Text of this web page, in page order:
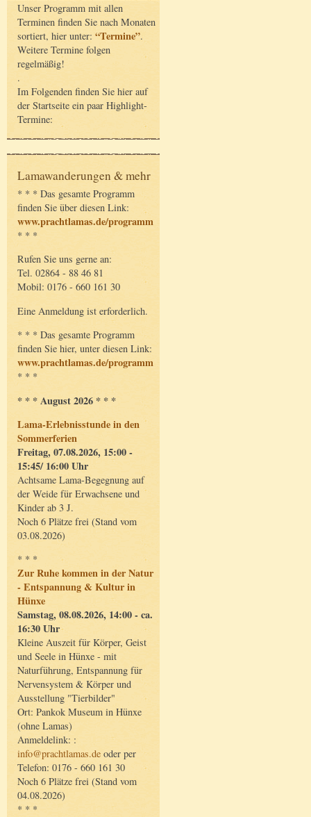
Unser Programm mit allen
Terminen finden Sie nach Monaten
sortiert, hier unter: “Termine”.
Weitere Termine folgen
regelmäßig!
.
Im Folgenden finden Sie hier auf
der Startseite ein paar Highlight-
Termine:
Lamawanderungen & mehr
* * * Das gesamte Programm
finden Sie über diesen Link:
www.prachtlamas.de/programm
* * *
Rufen Sie uns gerne an:
Tel. 02864 - 88 46 81
Mobil: 0176 - 660 161 30
Eine Anmeldung ist erforderlich.
* * * Das gesamte Programm
finden Sie hier, unter diesen Link:
www.prachtlamas.de/programm
* * *
* * * August 2026 * * *
Lama-Erlebnisstunde in den
Sommerferien
Freitag, 07.08.2026, 15:00 -
15:45/ 16:00 Uhr
Achtsame Lama-Begegnung auf
der Weide für Erwachsene und
Kinder ab 3 J.
Noch 6 Plätze frei (Stand vom
03.08.2026)
* * *
Zur Ruhe kommen in der Natur
- Entspannung & Kultur in
Hünxe
Samstag, 08.08.2026, 14:00 - ca.
16:30 Uhr
Kleine Auszeit für Körper, Geist
und Seele in Hünxe - mit
Naturführung, Entspannung für
Nervensystem & Körper und
Ausstellung "Tierbilder"
Ort: Pankok Museum in Hünxe
(ohne Lamas)
Anmeldelink: :
info@prachtlamas.de oder per
Telefon: 0176 - 660 161 30
Noch 6 Plätze frei (Stand vom
04.08.2026)
* * *